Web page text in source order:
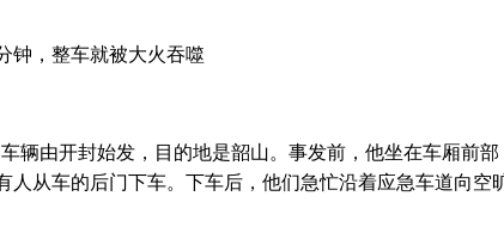
辆由开封始发，目的地是韶山。事发前，他坐在车厢前
从车的后门下车。下车后，他们急忙沿着应急车道向空